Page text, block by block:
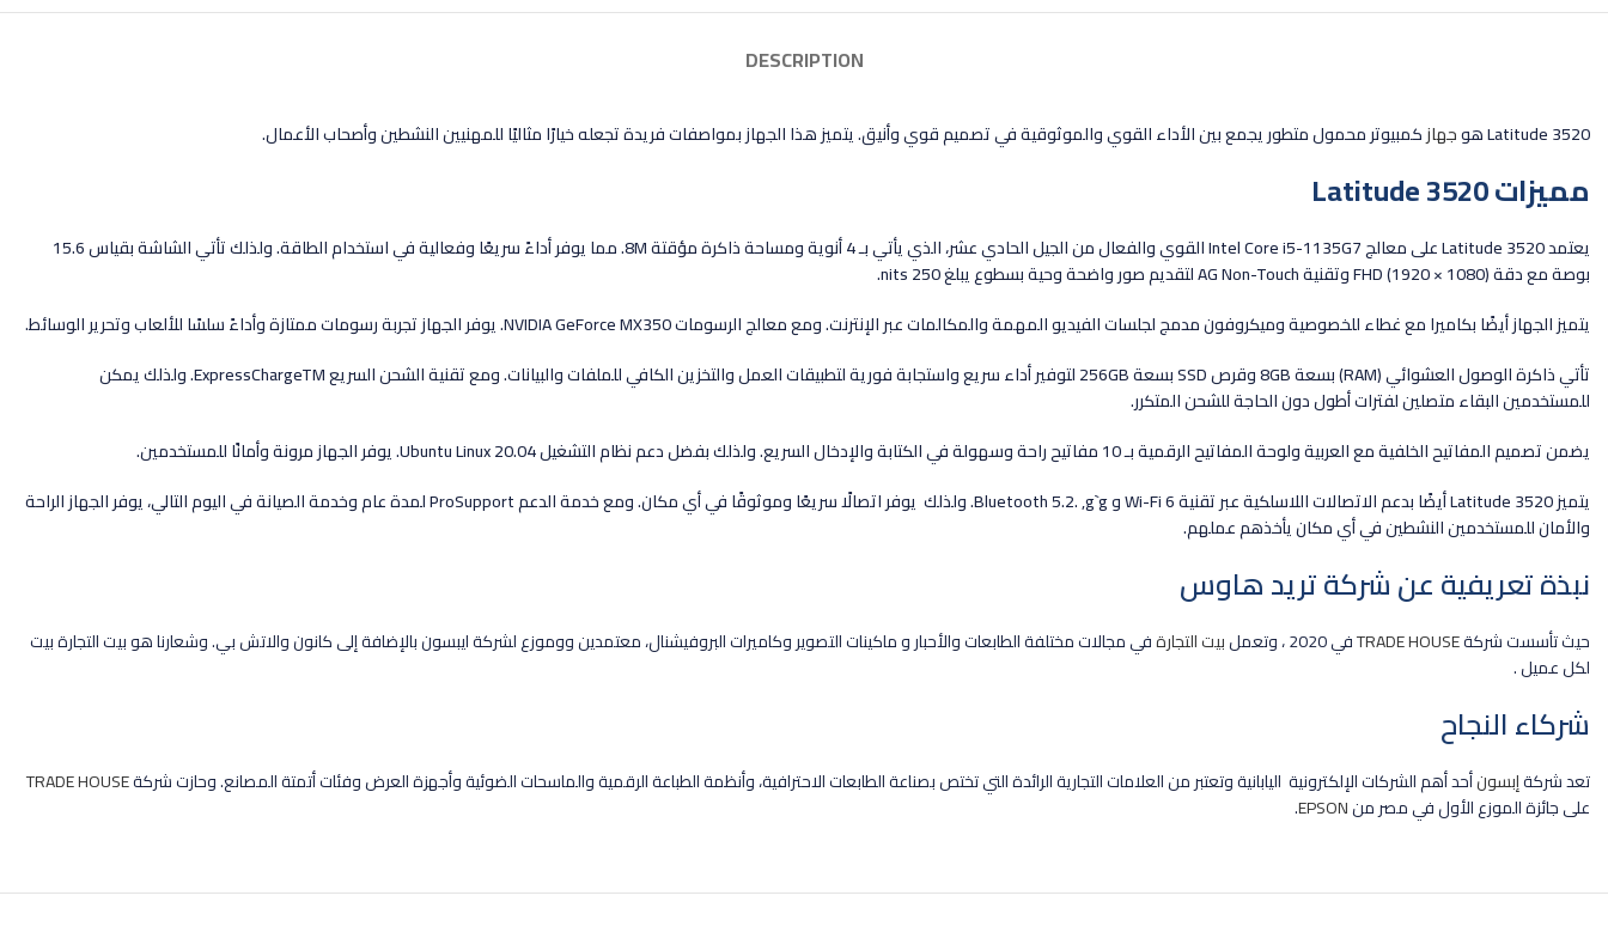
DESCRIPTION
Latitude 3520 هو جهازكمبيوتر محمول متطور يجمع بين الأداء القوي والموثوقية في تصميم قوي وأنيق. يتميز هذا الجهاز بمواصفات فريدة تجعله خيارًا مثاليًا للمهنيين النشطين وأصحاب الأعمال.
مميزات Latitude 3520
يعتمد Latitude 3520 على معالج Intel Core i5-1135G7 القوي والفعال من الجيل الحادي عشر، الذي يأتي بـ 4 أنوية ومساحة ذاكرة مؤقتة 8M. مما يوفر أداءً سريعًا وفعالية في استخدام الطاقة. ولذلك تأتي الشاشة بقياس 15.6
بوصة مع دقة FHD (1920 × 1080) وتقنية AG Non-Touch لتقديم صور واضحة وحية بسطوع يبلغ 250 nits.
يتميز الجهاز أيضًا بكاميرا مع غطاء للخصوصية وميكروفون مدمج لجلسات الفيديو المهمة والمكالمات عبر الإنترنت. ومع معالج الرسومات NVIDIA GeForce MX350. يوفر الجهاز تجربة رسومات ممتازة وأداءً سلسًا للألعاب وتحرير الوسائط.
تأتي ذاكرة الوصول العشوائي (RAM) بسعة 8GB وقرص SSD بسعة 256GB لتوفير أداء سريع واستجابة فورية لتطبيقات العمل والتخزين الكافي للملفات والبيانات. ومع تقنية الشحن السريع ExpressChargeTM. ولذلك يمكن
للمستخدمين البقاء متصلين لفترات أطول دون الحاجة للشحن المتكرر.
يضمن تصميم المفاتيح الخلفية مع العربية ولوحة المفاتيح الرقمية بـ 10 مفاتيح راحة وسهولة في الكتابة والإدخال السريع. ولذلك بفضل دعم نظام التشغيل Ubuntu Linux 20.04. يوفر الجهاز مرونة وأمانًا للمستخدمين.
يتميز Latitude 3520 أيضًا بدعم الاتصالات اللاسلكية عبر تقنية Wi-Fi 6 و Bluetooth 5.2. ,g`g. ولذلك يوفر اتصالًا سريعًا وموثوقًا في أي مكان. ومع خدمة الدعم ProSupport لمدة عام وخدمة الصيانة في اليوم التالي، يوفر الجهاز الراحة
والأمان للمستخدمين النشطين في أي مكان يأخذهم عملهم.
نبذة تعريفية عن شركة تريد هاوس
حيث تأسست شركة في 2020 ، وتعمل بيت التجارةفي مجالات مختلفة الطابعات والأحبار و ماكينات التصوير وكاميرات البروفيشنال، معتمدين ووموزع لشركة ايبسون بالإضافة إلى كانون والاتش بي. وشعارنا هو بيت التجارة بيت
لكل عميل .
شركاء النجاح
تعد شركةإبسونأحد أهم الشركات الإلكترونية اليابانية وتعتبر من العلامات التجارية الرائدة التي تختص بصناعة الطابعات الاحترافية، وأنظمة الطباعة الرقمية والماسحات الضوئية وأجهزة العرض وفئات أتمتة المصانع. وحازت شركةTRADE HOUSE
على جائزة الموزع الأول في مصر منEPSON
.